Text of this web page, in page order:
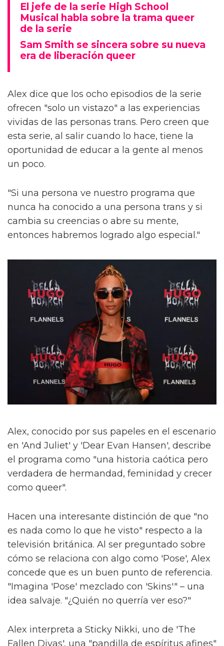
El jefe de la serie High School
Musical habla sobre la trama queer
de la serie
Sam Smith se sincera sobre su nueva
era de liberación queer
Alex dice que los ocho episodios de la serie
ofrecen "solo un vistazo" a las experiencias
vividas de las personas trans. Pero creen que
esta serie, al salir cuando lo hace, tiene la
oportunidad de educar a la gente al menos
un poco.
"Si una persona ve nuestro programa que
nunca ha conocido a una persona trans y si
cambia su creencias o abre su mente,
entonces habremos logrado algo especial."
Alex, conocido por sus papeles en el escenario
en 'And Juliet' y 'Dear Evan Hansen', describe
el programa como "una historia caótica pero
verdadera de hermandad, feminidad y crecer
como queer".
Hacen una interesante distinción de que "no
es nada como lo que he visto" respecto a la
televisión británica. Al ser preguntado sobre
cómo se relaciona con algo como 'Pose', Alex
concede que es un buen punto de referencia.
"Imagina 'Pose' mezclado con 'Skins'" – una
idea salvaje. "¿Quién no querría ver eso?"
Alex interpreta a Sticky Nikki, uno de 'The
Fallen Divas', una "pandilla de espíritus afines"